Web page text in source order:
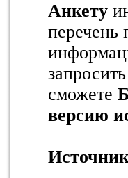
Анкету
перечень
запросить
сможете
версию